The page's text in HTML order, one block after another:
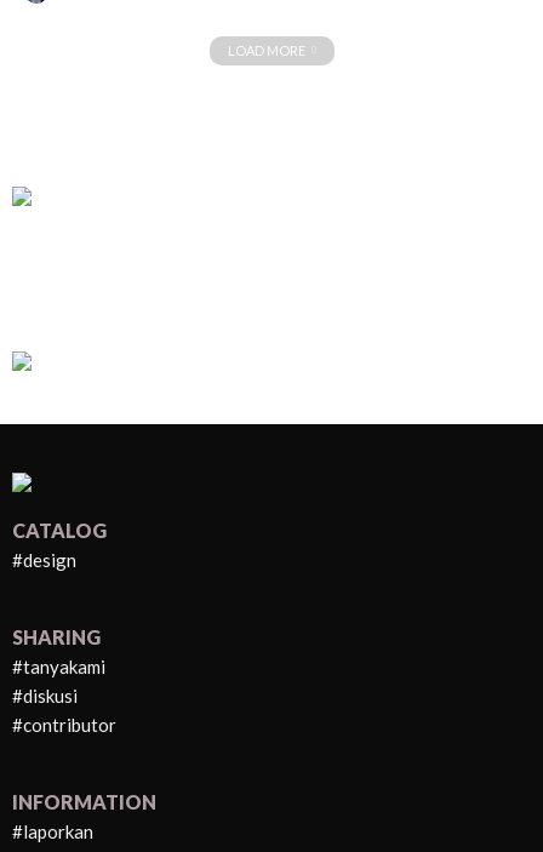
LOAD MORE
CATALOG
#design
SHARING
#tanyakami
#diskusi
#contributor
INFORMATION
#laporkan